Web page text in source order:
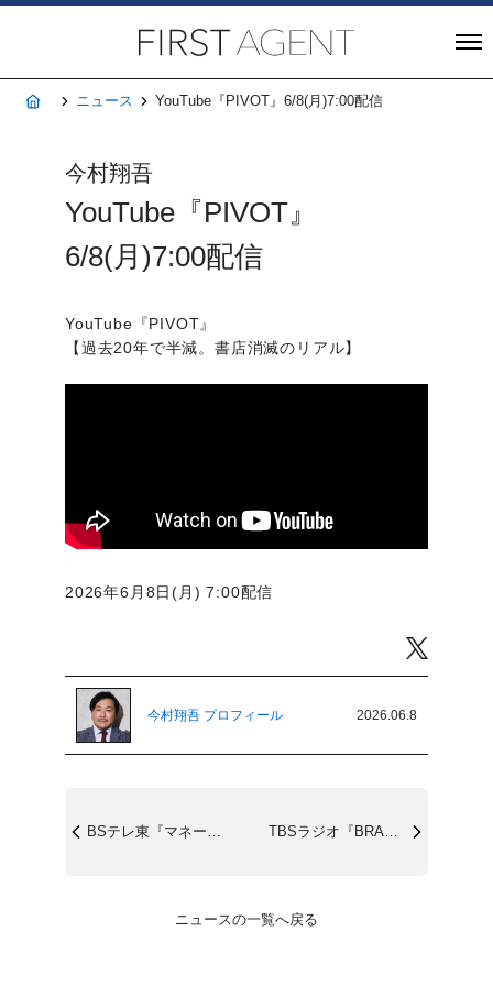
ホームニュース YouTube『PIVOT』6/8(月)7:00配信
今村翔吾
YouTube『PIVOT』
6/8(月)7:00配信
YouTube『PIVOT』
【過去20年で半減。書店消滅のリアル】
2026年6月8日(月) 7:00配信
今村翔吾 プロフィール 2026.06.8
BSテレ東『マネーのまなび』6/8(月)... TBSラジオ『BRAND NEW MOR...
ニュースの一覧へ戻る